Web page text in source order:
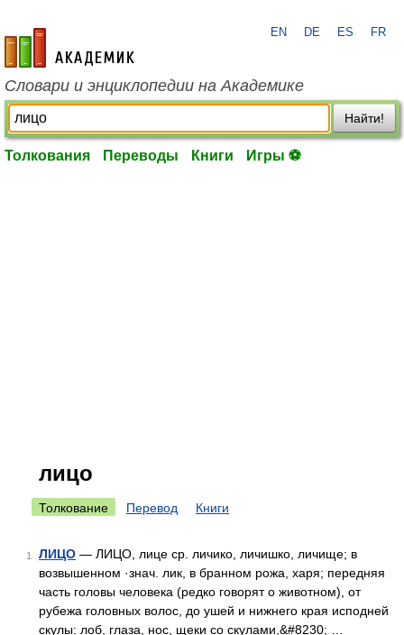
academic.ru
EN DE ES FR
Словари и энциклопедии на Академике
Найти!
Толкования Переводы Книги Игры ⚽
лицо
Толкование Перевод Книги
1 ЛИЦО — ЛИЦО, лице ср. личико, личишко, личище; в
возвышенном ·знач. лик, в бранном рожа, харя; передняя
часть головы человека (редко говорят о животном), от
рубежа головных волос, до ушей и нижнего края исподней
скулы: лоб, глаза, нос, щеки со скулами,&#8230; …